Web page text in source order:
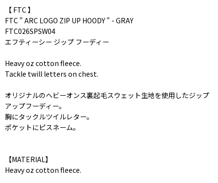
【 FTC 】
FTC " ARC LOGO ZIP UP HOODY " - GRAY
FTC026SPSW04
エフティーシー ジップ フーディー
Heavy oz cotton fleece.
Tackle twill letters on chest.
オリジナルのヘビーオンス裏起毛スウェット生地を使用したジップ
アップフーディー。
胸にタックルツイルレター。
ポケットにピスネーム。
【MATERIAL】
Heavy oz cotton fleece.